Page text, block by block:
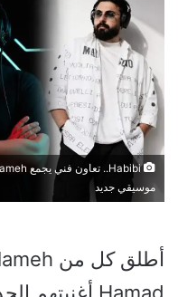
موسيقي جديد
أطلق كل من